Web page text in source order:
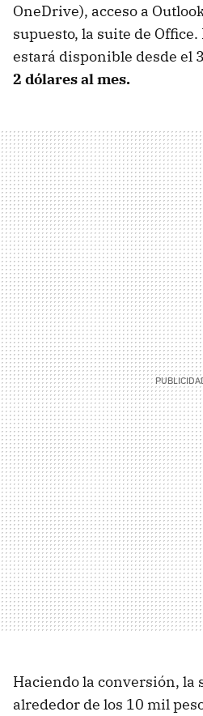
OneDrive), acceso a
supuesto, la suite de
estará disponible desde el
2 dólares al mes.
Haciendo la conversión, la
alrededor de los 10 mil